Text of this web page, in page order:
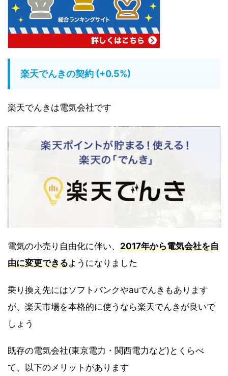
楽天でんきの契約 (+0.5%)
楽天でんきは電気会社です
電気の小売り自由化に伴い、 2017年から電気会社を自
由に変更できるようになりました
乗り換え先にはソフトバンクやauでんきもあります
が、楽天市場を本格的に使うなら楽天でんきが良いで
しょう
既存の電気会社(東京電力・関西電力など)とくらべ
て、以下のメリットがあります